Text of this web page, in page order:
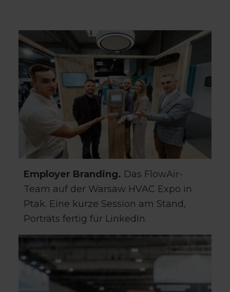
Employer Branding. Das FlowAir-
Team auf der Warsaw HVAC Expo in
Ptak. Eine kurze Session am Stand,
Porträts fertig für LinkedIn.